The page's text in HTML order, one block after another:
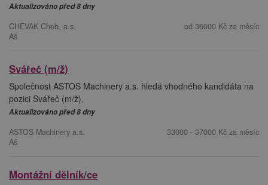
Aktualizováno před 8 dny
CHEVAK Cheb, a.s.
Aš
od 36000 Kč za měsíc
Svářeč (m/ž)
Společnost ASTOS Machinery a.s. hledá vhodného kandidáta na
pozici Svářeč (m/ž).
Aktualizováno před 8 dny
ASTOS Machinery a.s.
Aš
33000 - 37000 Kč za měsíc
Montážní dělník/ce